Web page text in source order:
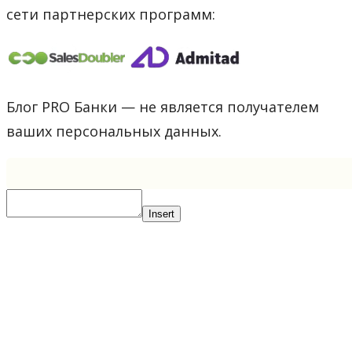
сети партнерских программ:
Блог PRO Банки — не является получателем
ваших персональных данных.
Insert